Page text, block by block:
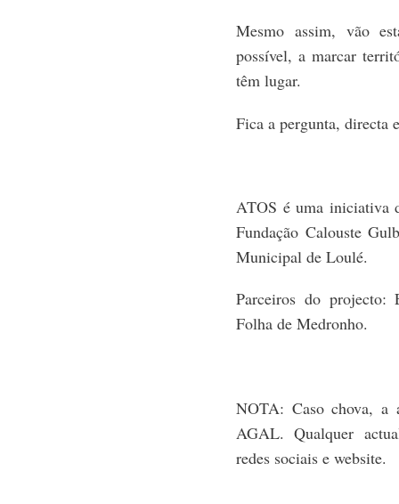
Mesmo assim, vão
possível, a marcar
têm lugar.
Fica a pergunta, directa
ATOS é uma iniciativa
Fundação Calouste
Municipal de Loulé.
Parceiros do projecto:
Folha de Medronho.
NOTA: Caso chova, a
AGAL. Qualquer
redes sociais e website.